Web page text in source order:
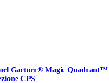
Gartner® Magic Quadrant™
CPS